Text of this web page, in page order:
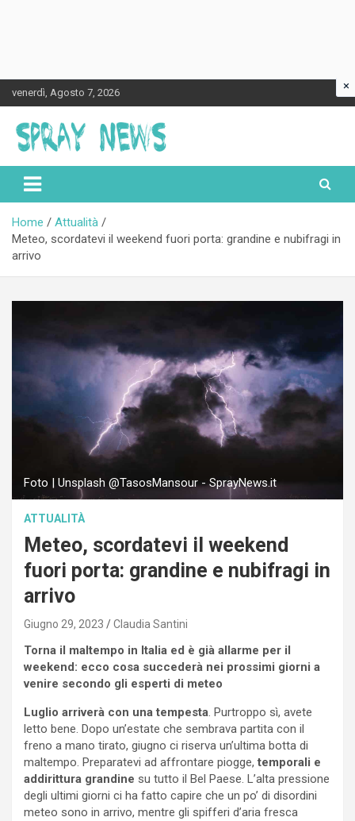
to
content
venerdì, Agosto 7, 2026
Spraynews.it
Home
Attualità
Meteo, scordatevi il weekend fuori porta: grandine e nubifragi in
arrivo
Foto | Unsplash @TasosMansour - SprayNews.it
ATTUALITÀ
Meteo, scordatevi il weekend
fuori porta: grandine e nubifragi in
arrivo
Giugno 29, 2023 Claudia Santini
Torna il maltempo in Italia ed è già allarme per il
weekend: ecco cosa succederà nei prossimi giorni a
venire secondo gli esperti di meteo
Luglio arriverà con una tempesta. Purtroppo sì, avete
letto bene. Dopo un’estate che sembrava partita con il
freno a mano tirato, giugno ci riserva un’ultima botta di
maltempo. Preparatevi ad affrontare piogge,temporali e
addirittura grandine su tutto il Bel Paese. L’alta pressione
degli ultimi giorni ci ha fatto capire che un po’ di disordini
meteo sono in arrivo, mentre gli spifferi d’aria fresca
×